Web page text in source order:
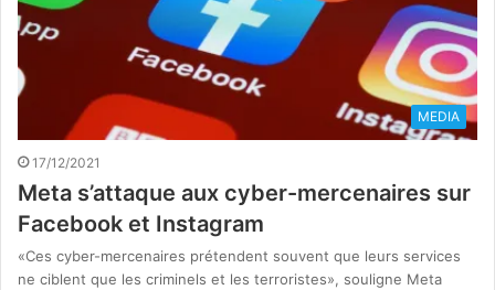
MEDIA
17/12/2021
Meta s’attaque aux cyber-mercenaires sur
Facebook et Instagram
«Ces cyber-mercenaires prétendent souvent que leurs services
ne ciblent que les criminels et les terroristes», souligne Meta